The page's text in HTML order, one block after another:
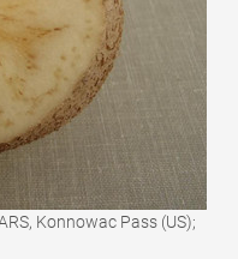
Konnowac Pass (US);